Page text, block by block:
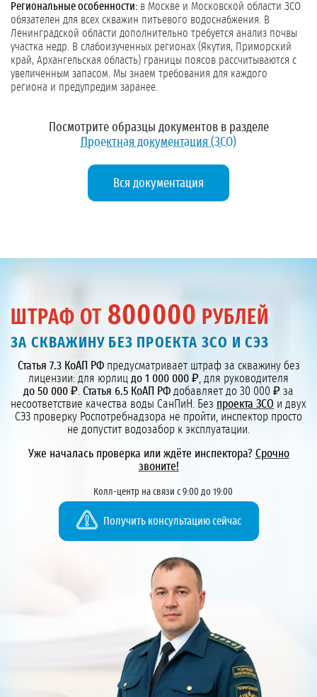
Региональные особенности: в Москве и Московской области ЗСО
обязателен для всех скважин питьевого водоснабжения. В
Ленинградской области дополнительно требуется анализ почвы
участка недр. В слабоизученных регионах (Якутия, Приморский
край, Архангельская область) границы поясов рассчитываются с
увеличенным запасом. Мы знаем требования для каждого
региона и предупредим заранее.
Посмотрите образцы документов в разделе
Проектная документация (ЗСО)
Вся документация
ШТРАФ ОТ 800000 РУБЛЕЙ
ЗА СКВАЖИНУ БЕЗ ПРОЕКТА ЗСО И СЭЗ
Статья 7.3 КоАП РФпредусматривает штраф за скважину без
лицензии: для юрлиц до 1 000 000 ₽ , для руководителя
до 50 000 ₽ Статья 6.5 КоАП РФ добавляет до 30 000 ₽ за
несоответствие качества воды СанПиН. Без проекта ЗСО и двух
СЭЗ проверку Роспотребнадзора не пройти, инспектор просто
не допустит водозабор к эксплуатации.
Уже началась проверка или ждёте инспектора? Срочно
звоните!
Колл-центр на связи с 9:00 до 19:00
Получить консультацию сейчас